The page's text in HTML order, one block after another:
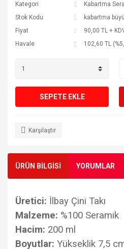
Kategori
Kabartma
Stok Kodu
kabartma
Fiyat
90,00 TL +
Havale
102,60 TL
SEPETE EKLE
Karşılaştır
ÜRÜN BİLGİSİ YORUMLAR
Üretici: İlbay Çini Takı
Malzeme: %100 Seramik
Hacim: 200 ml
Boyutlar: Yükseklik 7,5